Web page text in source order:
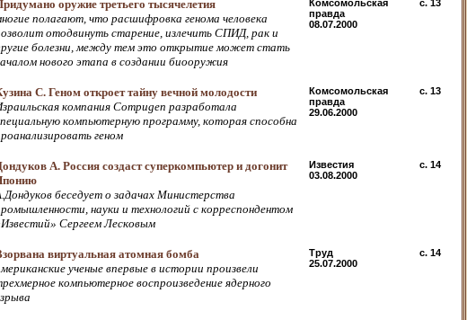
оружие третьего тысячелетия
полагают, что расшифровка генома человека
отодвинуть старение, излечить СПИД, рак и
болезни, между тем это открытие может стать
нового этапа в создании биооружия
Комсомольская
правда
08.07.2000
c. 13
С. Геном откроет тайну вечной молодости
компания Compugen разработала
компьютерную программу, которая способна
геном
Комсомольская
правда
29.06.2000
c. 13
А. Россия создаст суперкомпьютер и догонит
беседует о задачах Министерства
науки и технологий с корреспондентом
Сергеем Лесковым
Известия
03.08.2000
c. 14
виртуальная атомная бомба
ученые впервые в истории произвели
компьютерное воспроизведение ядерного
Труд
25.07.2000
c. 14